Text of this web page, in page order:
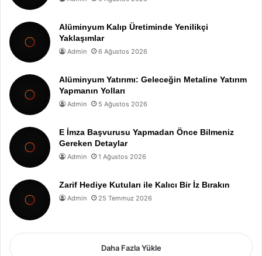
Alüminyum Kalıp Üretiminde Yenilikçi
Yaklaşımlar
Admin 6 Ağustos 2026
Alüminyum Yatırımı: Geleceğin Metaline Yatırım
Yapmanın Yolları
Admin 5 Ağustos 2026
E İmza Başvurusu Yapmadan Önce Bilmeniz
Gereken Detaylar
Admin 1 Ağustos 2026
Zarif Hediye Kutuları ile Kalıcı Bir İz Bırakın
Admin 25 Temmuz 2026
Daha Fazla Yükle